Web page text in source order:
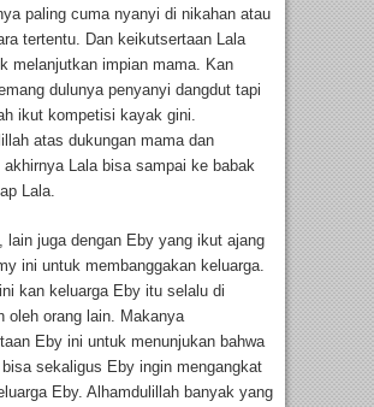
paling cuma nyanyi di nikahan atau
tertentu. Dan keikutsertaan Lala
melanjutkan impian mama. Kan
dulunya penyanyi dangdut tapi
ikut kompetisi kayak gini.
atas dukungan mama dan
akhirnya Lala bisa sampai ke babak
Lala.
lain juga dengan Eby yang ikut ajang
ini untuk membanggakan keluarga.
kan keluarga Eby itu selalu di
oleh orang lain. Makanya
Eby ini untuk menunjukan bahwa
bisa sekaligus Eby ingin mengangkat
Eby. Alhamdulillah banyak yang